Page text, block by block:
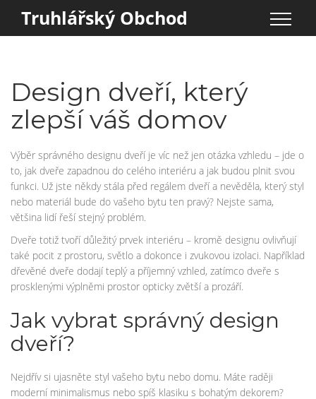
Truhlářský Obchod
Design dveří, který
zlepší váš domov
Výběr správného designu dveří je víc než jen otázka vzhledu – jde o
to, jak dveře zapadnou do celého interiéru a jak budou plnit svou
funkci. Už jste někdy stála před regálem dveří a nevěděla, který styl
nebo materiál bude do vašeho bytu ten pravý? Nejste sama,
většina lidí řeší stejný problém.
Dveře totiž tvoří důležitý prvek interiéru – kromě designu ovlivňují
také pocit z prostoru, světlo a dokonce i zvukovou izolaci. Například
dřevěné dveře dodají teplý a příjemný vzhled, zatímco dveře s
prosklenými výplněmi prostor opticky zvětší a prozáří.
Jak vybrat správný design
dveří?
Nejdřív si ujasněte styl vašeho bytu nebo domu. Máte raději
moderní minimalismus nebo spíš klasiku s bohatým dekorem?